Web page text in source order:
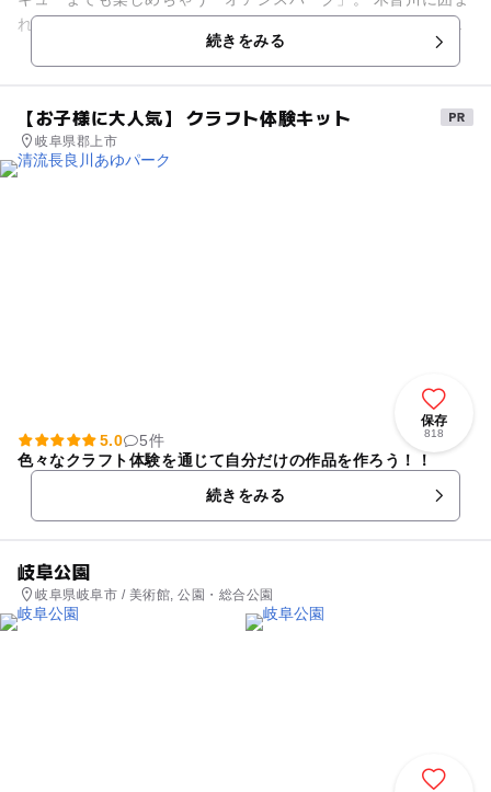
れた敷地内には、世界最大級の淡水魚水族館の「アクア・トト
ぎふ」、魚型の遊具や水...続きをみる
【お子様に大人気】 クラフト体験キット
岐阜県郡上市
保存
818
5.0
5件
色々なクラフト体験を通じて自分だけの作品を作ろう！！
続きをみる
岐阜公園
岐阜県岐阜市 / 美術館, 公園・総合公園